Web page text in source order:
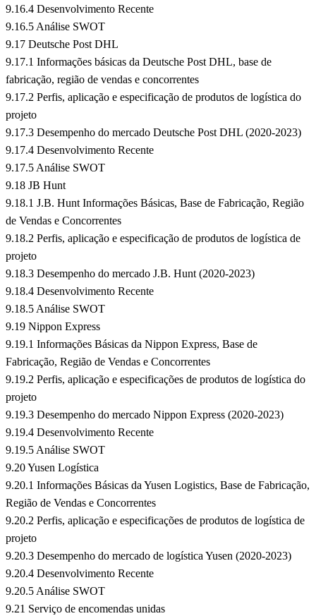
9.16.4 Desenvolvimento Recente
9.16.5 Análise SWOT
9.17 Deutsche Post DHL
9.17.1 Informações básicas da Deutsche Post DHL, base de
fabricação, região de vendas e concorrentes
9.17.2 Perfis, aplicação e especificação de produtos de logística do
projeto
9.17.3 Desempenho do mercado Deutsche Post DHL (2020-2023)
9.17.4 Desenvolvimento Recente
9.17.5 Análise SWOT
9.18 JB Hunt
9.18.1 J.B. Hunt Informações Básicas, Base de Fabricação, Região
de Vendas e Concorrentes
9.18.2 Perfis, aplicação e especificação de produtos de logística de
projeto
9.18.3 Desempenho do mercado J.B. Hunt (2020-2023)
9.18.4 Desenvolvimento Recente
9.18.5 Análise SWOT
9.19 Nippon Express
9.19.1 Informações Básicas da Nippon Express, Base de
Fabricação, Região de Vendas e Concorrentes
9.19.2 Perfis, aplicação e especificações de produtos de logística do
projeto
9.19.3 Desempenho do mercado Nippon Express (2020-2023)
9.19.4 Desenvolvimento Recente
9.19.5 Análise SWOT
9.20 Yusen Logística
9.20.1 Informações Básicas da Yusen Logistics, Base de Fabricação,
Região de Vendas e Concorrentes
9.20.2 Perfis, aplicação e especificações de produtos de logística de
projeto
9.20.3 Desempenho do mercado de logística Yusen (2020-2023)
9.20.4 Desenvolvimento Recente
9.20.5 Análise SWOT
9.21 Serviço de encomendas unidas